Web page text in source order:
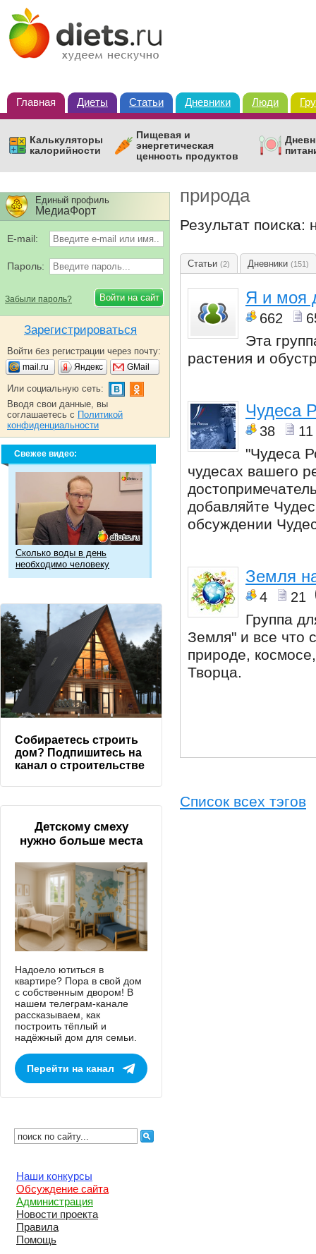
Главная Диеты Статьи Дневники Люди
Калькуляторы
калорийности
Пищевая и
энергетическая
ценность продуктов
природа
Результат
Статьи (2) Дневники (151)
Я и моя
662
Эта
растения и
Чудеса
38 11
"Чудеса
чудесах вашего
добавляйте
обсуждении
Земля
4 21
Группа
Земля" и все что
природе,
Творца.
Список всех тэгов
Единый профиль
МедиаФорт
E-mail:
Пароль:
Забыли пароль?
Зарегистрироваться
Войти без регистрации через почту:
mail.ru Яндекс GMail
Или социальную сеть:
Вводя свои данные, вы
соглашаетесь с Политикой
конфиденциальности
Свежее видео:
Сколько воды в день
необходимо человеку
Собираетесь строить
дом? Подпишитесь на
канал о строительстве
Детскому смеху
нужно больше места
Надоело ютиться в
квартире? Пора в свой дом
с собственным двором! В
нашем телеграм-канале
рассказываем, как
построить тёплый и
надёжный дом для семьи.
Перейти на канал
Наши конкурсы
Обсуждение сайта
Администрация
Новости проекта
Правила
Помощь